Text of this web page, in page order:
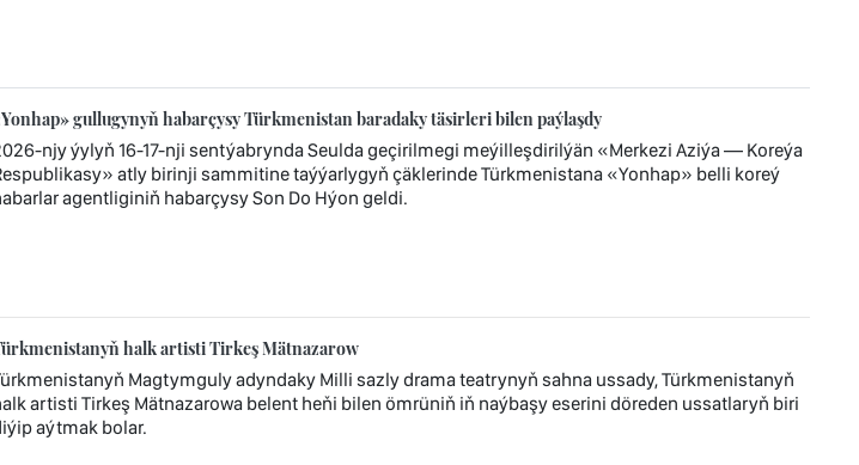
gullugynyň habarçysy Türkmenistan baradaky täsirleri bilen paýlaşdy
njy ýylyň 16-17-nji sentýabrynda Seulda geçirilmegi meýilleşdirilýän «Merkezi Aziýa — Koreýa
atly birinji sammitine taýýarlygyň çäklerinde Türkmenistana «Yonhap» belli koreý
agentliginiň habarçysy Son Dо Hýon geldi.
halk artisti Tirkeş Mätnazarow
Magtymguly adyndaky Milli sazly drama teatrynyň sahna ussady, Türkmenistanyň
artisti Tirkeş Mätnazarowa belent heňi bilen ömrüniň iň naýbaşy eserini döreden ussatlaryň biri
aýtmak bolar.